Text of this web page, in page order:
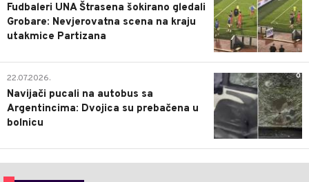
Fudbaleri UNA Štrasena šokirano gledali
Grobare: Nevjerovatna scena na kraju
utakmice Partizana
0
22.07.2026.
Navijači pucali na autobus sa
Argentincima: Dvojica su prebačena u
bolnicu